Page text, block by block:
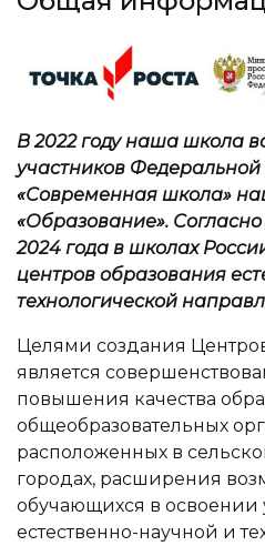
В 2022 году наша школа
участников
«Современная школа»
«Образование».
2024 года в школах
центров образования
технологической
Целями создания Центров
является
повышения качества
общеобразовательных
расположенных в
городах, расширения
обучающихся в освоении
естественно-научной и